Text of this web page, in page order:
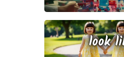
look